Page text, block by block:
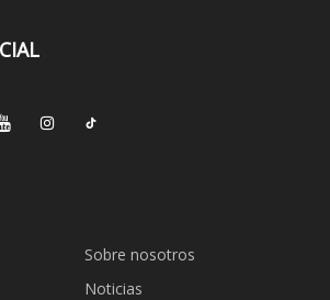
Sobre nosotros
Noticias